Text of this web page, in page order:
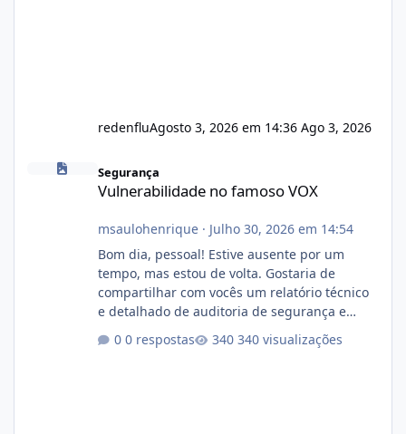
redenfluAgosto 3, 2026 em 14:36 Ago 3, 2026
Vulnerabilidade no famoso VOX
Segurança
Vulnerabilidade no famoso VOX
msaulohenrique· Julho 30, 2026 em 14:54
Bom dia, pessoal! Estive ausente por um
tempo, mas estou de volta. Gostaria de
compartilhar com vocês um relatório técnico
e detalhado de auditoria de segurança e
conformidade referente ao VOXPANEL (versão
atualmente em circulação e comercialização
0 respostas 340 visualizações